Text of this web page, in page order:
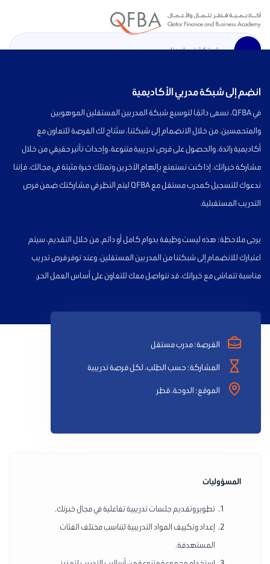
الرئيسية
برامج التدريب المهني
جامعة نورثمبريا
المركز الإعلامي
تواصل معنا
انضم إلى شبكة مدربي الأكاديمية
في QFBA، نسعى دائمًا لتوسيع شبكة المدربين المستقلين الموهوبين
والمتحمسين. من خلال الانضمام إلى شبكتنا، ستُتاح لك الفرصة للتعاون مع
أكاديمية رائدة، والحصول على فرص تدريبية متنوعة، وإحداث تأثير حقيقي من خلال
مشاركة خبراتك. إذا كنت تستمتع بإلهام الآخرين وتمتلك خبرة مثبتة في مجالك، فإننا
ندعوك للتسجيل كمدرب مستقل مع QFBA ليتم النظر في مشاركتك ضمن فرص
التدريب المستقبلية.
يرجى ملاحظة: هذه ليست وظيفة بدوام كامل أو دائم. من خلال التقديم، سيتم
اعتبارك للانضمام إلى شبكتنا من المدربين المستقلين. وعند توفر فرص تدريب
مناسبة تتماشى مع خبراتك، قد نتواصل معك للتعاون على أساس العمل الحر.
الفرصة: مدرب مستقل
المشاركة: حسب الطلب، لكل فرصة تدريبية
الموقع: الدوحة، قطر
المسؤوليات
تطوير وتقديم جلسات تدريبية تفاعلية في مجال خبرتك.
إعداد وتكييف المواد التدريبية لتناسب مختلف الفئات
المستهدفة.